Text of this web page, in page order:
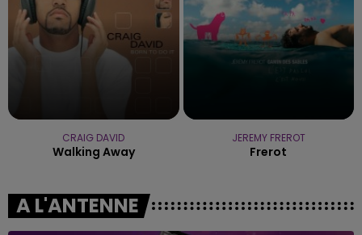
CRAIG DAVID
Walking Away
JEREMY FREROT
Frerot
A L'ANTENNE